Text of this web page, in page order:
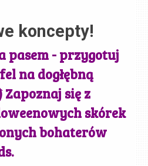
koncepty!
pasem - przygotuj
na dogłębną
Zapoznaj się z
skórek
bohaterów